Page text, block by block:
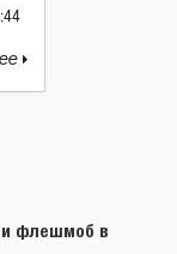
флешмоб в